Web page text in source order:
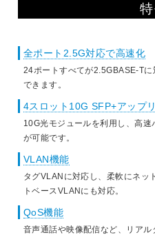
全ポート2.5G対応で高速化
24ポートすべてが2.5GBASE-T
できます。
4スロット10G SFP+アップ
10G光モジュールを利用し、高
が可能です。
VLAN機能
タグVLANに対応し、柔軟にネッ
トベースVLANにも対応。
QoS機能
音声通話や映像配信など、リア